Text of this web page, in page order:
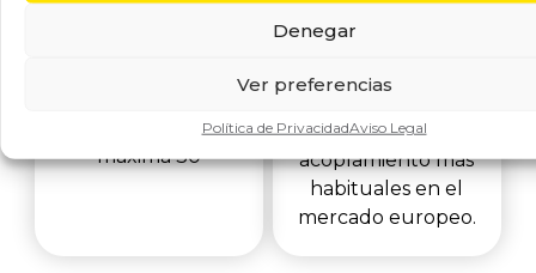
Denegar
Ver preferencias
Política de PrivacidadAviso Legal
12 bar ( Presión
máxima 30
serie EUROFLUID
de IMOPAC
los perfiles de
acoplamiento más
habituales en el
mercado europeo.